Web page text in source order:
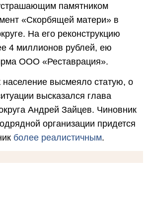
памятником
«Скорбящей матери» в
На его реконструкцию
4 миллионов рублей, ею
ООО «Реставрация».
население высмеяло статую, о
высказался глава
Андрей Зайцев. Чиновник
организации придется
более реалистичным.